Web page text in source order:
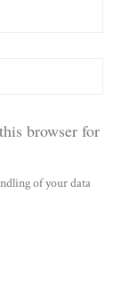
browser for
of your data